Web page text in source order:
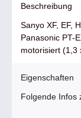
Beschreibung
Sanyo XF, EF,
Panasonic PT-
motorisiert
Eigenschaften
Folgende Infos